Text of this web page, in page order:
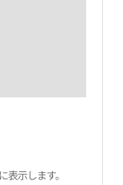
示します。